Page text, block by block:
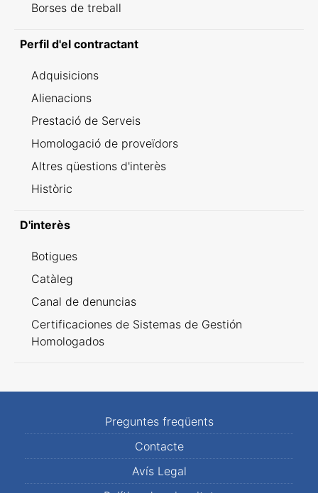
Borses de treball
Perfil d'el contractant
Adquisicions
Alienacions
Prestació de Serveis
Homologació de proveïdors
Altres qüestions d'interès
Històric
D'interès
Botigues
Catàleg
Canal de denuncias
Certificaciones de Sistemas de Gestión
Homologados
Preguntes freqüents
Contacte
Avís Legal